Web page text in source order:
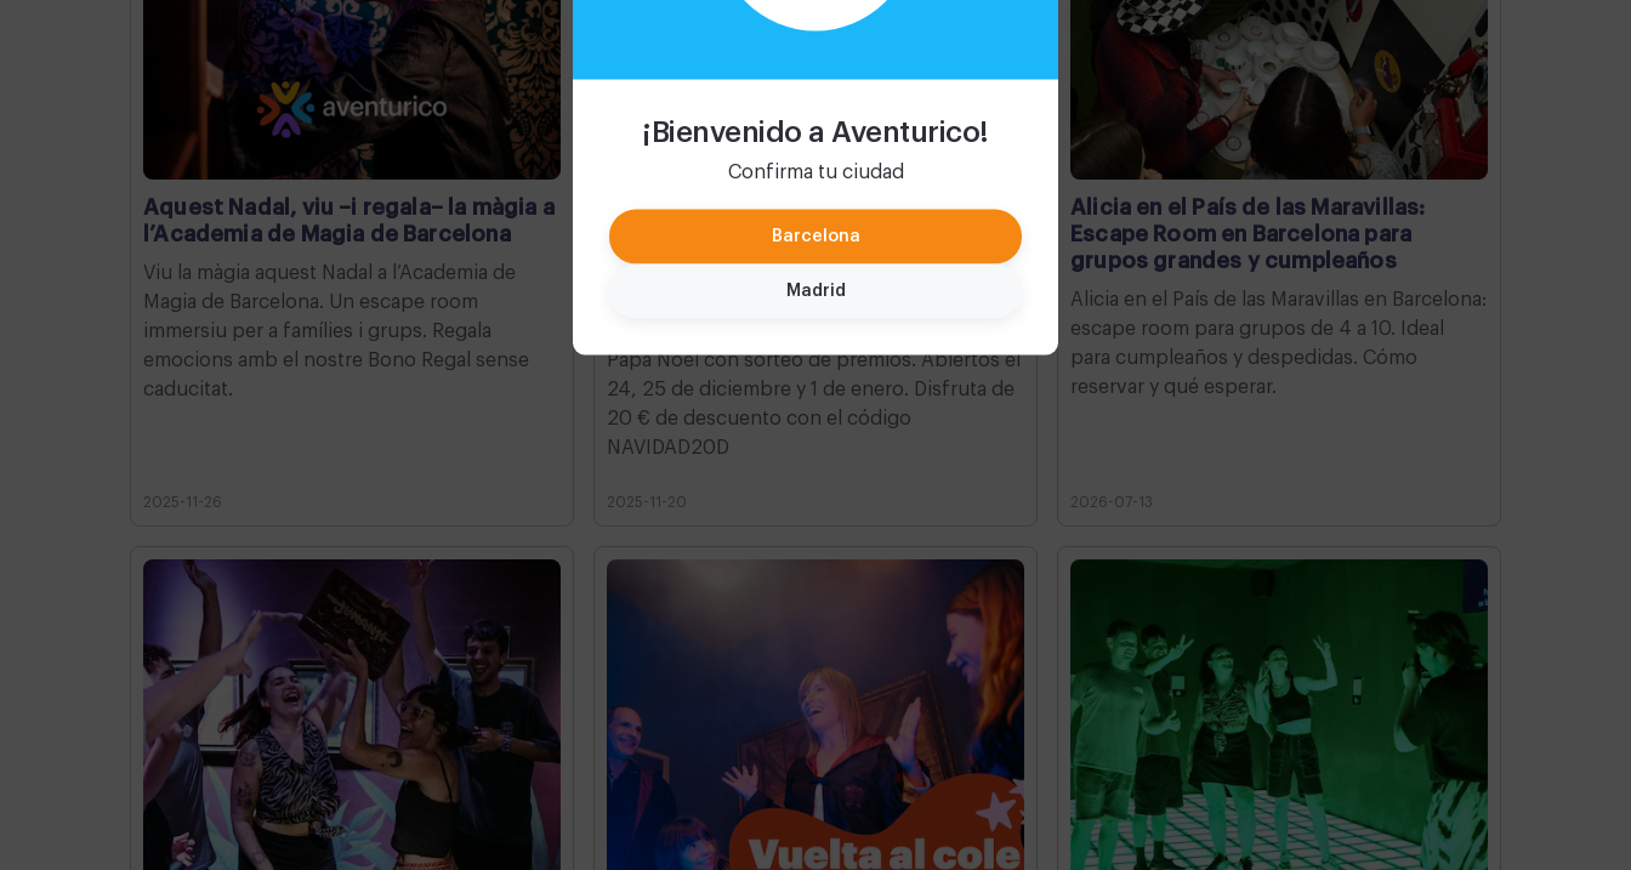
¡Bienvenido a Aventurico!
Confirma tu ciudad
Barcelona
Madrid
Aquest Nadal, viu –i regala– la màgia a
l’Academia de Magia de Barcelona
Viu la màgia aquest Nadal a l’Academia de
Magia de Barcelona. Un escape room
immersiu per a famílies i grups. Regala
emocions amb el nostre Bono Regal sense
caducitat.
2025-11-26
El plan perfecto para vivir la magia de
la Navidad con niños
Barcelona: escape rooms para niños,
Papá Noel con sorteo de premios. Abiertos el
24, 25 de diciembre y 1 de enero. Disfruta de
20 € de descuento con el código
NAVIDAD20D
2025-11-20
Alicia en el País de las Maravillas:
Escape Room en Barcelona para
grupos grandes y cumpleaños
Alicia en el País de las Maravillas en Barcelona:
escape room para grupos de 4 a 10. Ideal
para cumpleaños y despedidas. Cómo
reservar y qué esperar.
2026-07-13